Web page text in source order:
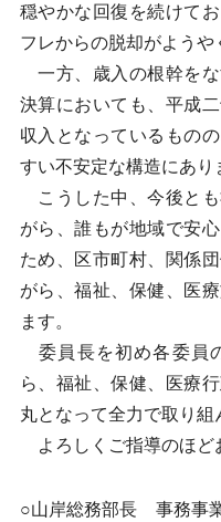
穏やかな回復を続けて
フレからの脱却がようや
一方、歳入の根幹を
決算においても、平成
収入となっているもの
すい不安定な構造にあり
こうした中、今後と
がら、誰もが地域で安
ため、区市町村、関係
がら、福祉、保健、医
ます。
委員長を初め各委員
ら、福祉、保健、医療
丸となって全力で取り組
よろしくご指導のほど
○山岸総務部長 事務事